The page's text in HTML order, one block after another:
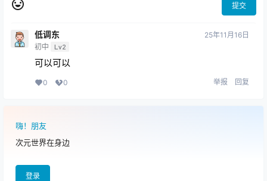
提交
低调东
初中 Lv2
25年11月16日
可以可以
0 0 举报 回复
嗨！朋友
次元世界在身边
登录